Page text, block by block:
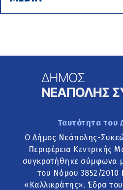
Ταυτότητα του
Ο Δήμος Νεάπολης-
Περιφέρεια Κεντρικής
συγκροτήθηκε σύμφωνα
του Νόμου 3852/2010
«Καλλικράτης». Έδρα του